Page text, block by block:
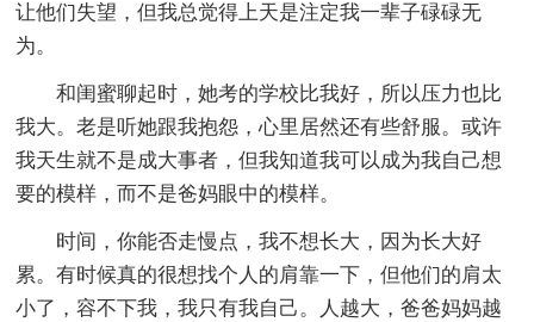
让他们失望，但我总觉得上天是注定我一辈子碌碌无
为。
和闺蜜聊起时，她考的学校比我好，所以压力也比
我大。老是听她跟我抱怨，心里居然还有些舒服。或许
我天生就不是成大事者，但我知道我可以成为我自己想
要的模样，而不是爸妈眼中的模样。
时间，你能否走慢点，我不想长大，因为长大好
累。有时候真的很想找个人的肩靠一下，但他们的肩太
小了，容不下我，我只有我自己。人越大，爸爸妈妈越